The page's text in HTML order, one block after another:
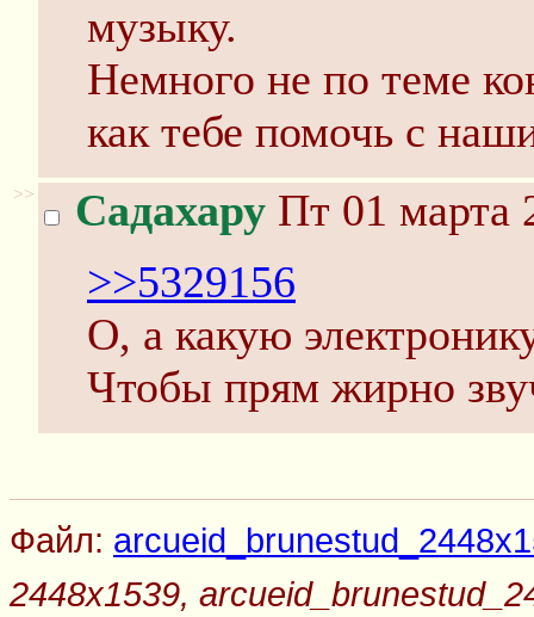
музыку.
Немного не по теме
как тебе помочь с
>> Садахару Пт 01 марта
>>5329156
О, а какую
Чтобы прям жирно
Файл:
2448x1539,